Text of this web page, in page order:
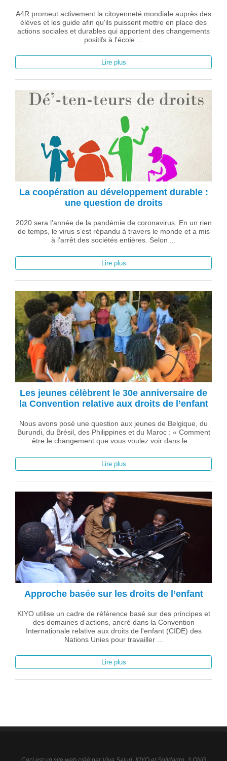
A4R promeut activement la citoyenneté mondiale auprès des
élèves et les guide afin qu'ils puissent mettre en place des
actions sociales et durables qui apportent des changements
positifs à l'école ...
Lire plus
La coopération au développement durable :
une question de droits
2020 sera l’année de la pandémie de coronavirus. En un rien
de temps, le virus s’est répandu à travers le monde et a mis
à l’arrêt des sociétés entières. Selon ...
Lire plus
Les jeunes célèbrent le 30e anniversaire de
la Convention relative aux droits de l’enfant
Nous avons posé une question aux jeunes de Belgique, du
Burundi, du Brésil, des Philippines et du Maroc : « Comment
être le changement que vous voulez voir dans le ...
Lire plus
Approche basée sur les droits de l’enfant
KIYO utilise un cadre de référence basé sur des principes et
des domaines d’actions, ancré dans la Convention
Internationale relative aux droits de l'enfant (CIDE) des
Nations Unies pour travailler ...
Lire plus